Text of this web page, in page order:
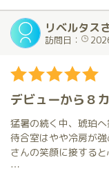
イチャイチャ後も
心地よい時間が流れ
こちらを飽きさせない
お気遣いも伝わって
感謝の気持ちを込めま
僭越ながらマッサージ
させていただきまし
日々の努力が滲み出る
リベルタス
訪問日：
デビューから８
猛暑の続く中、琥珀へ
待合室はやや冷房が
さんの笑顔に接すると